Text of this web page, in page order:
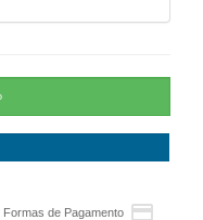
Formas de Pagamento 